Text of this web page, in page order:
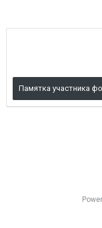
Памятка участника